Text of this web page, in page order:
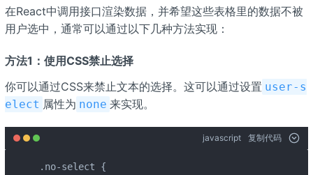
在React中调用接口渲染数据，并希望这些表格里的数据不被
用户选中，通常可以通过以下几种方法实现：
方法1：使用CSS禁止选择
你可以通过CSS来禁止文本的选择。这可以通过设置 user-s
elect 属性为 none 来实现。
javascript 复制代码
.no-select {